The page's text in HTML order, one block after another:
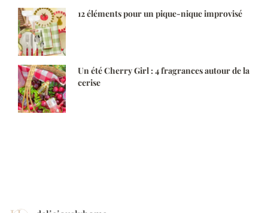
12 éléments pour un pique-nique improvisé
Un été Cherry Girl : 4 fragrances autour de la
cerise